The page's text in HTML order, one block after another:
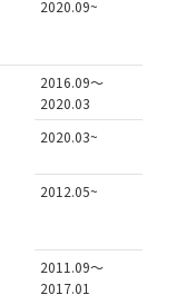
2020.09~
2016.09～
2020.03
2020.03~
2012.05~
2011.09～
2017.01